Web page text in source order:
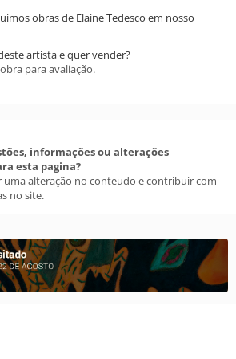
obras de Elaine Tedesco em nosso
artista e quer vender?
para avaliação.
informações ou alterações
esta pagina?
uma alteração no conteudo e contribuir com
no site.